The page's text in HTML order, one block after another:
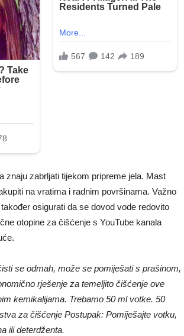
znaju zabrljati tijekom pripreme jela. Mast
na vratima i radnim površinama. Važno
osigurati da se dovod vode redovito
otopine za čišćenje s YouTube kanala
se odmah, može se pomiješati s prašinom,
rješenje za temeljito čišćenje ove
kemikalijama. Trebamo 50 ml votke. 50
za čišćenje Postupak: Pomiješajte votku,
ili deterdženta.